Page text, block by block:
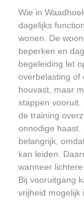
Wie in
dagelijks
wonen. De
beperken en
begeleiding let
overbelasting of
houvast, maar
stappen vooruit.
de training
onnodige haast.
belangrijk,
kan leiden.
wanneer
Bij vooruitgang
vrijheid mogelijk